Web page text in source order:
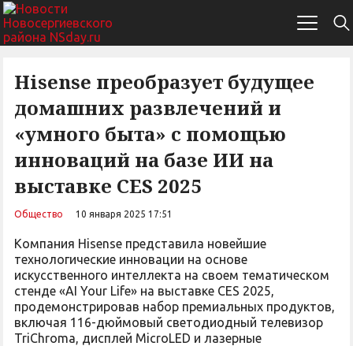
Hisense преобразует будущее
домашних развлечений и
«умного быта» с помощью
инноваций на базе ИИ на
выставке CES 2025
Общество 10 января 2025 17:51
Компания Hisense представила новейшие
технологические инновации на основе
искусственного интеллекта на своем тематическом
стенде «AI Your Life» на выставке CES 2025,
продемонстрировав набор премиальных продуктов,
включая 116-дюймовый светодиодный телевизор
TriChroma, дисплей MicroLED и лазерные